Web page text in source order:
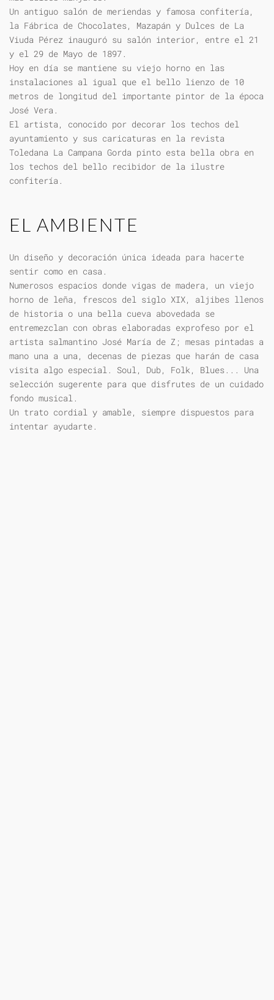
Un antiguo salón de meriendas y famosa confitería,
la Fábrica de Chocolates, Mazapán y Dulces de La
Viuda Pérez inauguró su salón interior, entre el 21
y el 29 de Mayo de 1897.
Hoy en día se mantiene su viejo horno en las
instalaciones al igual que el bello lienzo de 10
metros de longitud del importante pintor de la época
José Vera.
El artista, conocido por decorar los techos del
ayuntamiento y sus caricaturas en la revista
Toledana La Campana Gorda pinto esta bella obra en
los techos del bello recibidor de la ilustre
confitería.
EL AMBIENTE
Un diseño y decoración única ideada para hacerte
sentir como en casa.
Numerosos espacios donde vigas de madera, un viejo
horno de leña, frescos del siglo XIX, aljibes llenos
de historia o una bella cueva abovedada se
entremezclan con obras elaboradas exprofeso por el
artista salmantino José María de Z; mesas pintadas a
mano una a una, decenas de piezas que harán de casa
visita algo especial. Soul, Dub, Folk, Blues... Una
selección sugerente para que disfrutes de un cuidado
fondo musical.
Un trato cordial y amable, siempre dispuestos para
intentar ayudarte.